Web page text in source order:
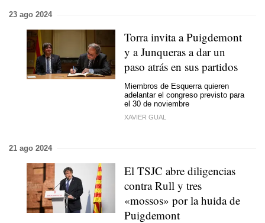
23 ago 2024
Torra invita a Puigdemont
y a Junqueras a dar un
paso atrás en sus partidos
Miembros de Esquerra quieren
adelantar el congreso previsto para
el 30 de noviembre
XAVIER GUAL
21 ago 2024
El TSJC abre diligencias
contra Rull y tres
«mossos» por la huida de
Puigdemont